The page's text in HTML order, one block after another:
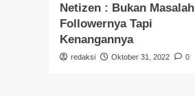
Netizen : Bukan Masalah
Followernya Tapi
Kenangannya
redaksi Oktober 31, 2022 0